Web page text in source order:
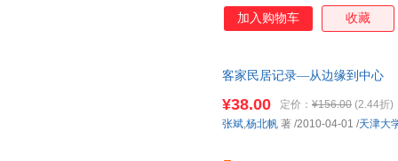
加入购物车 收藏
客家民居记录—从边缘到中心
¥38.00 定价： ¥156.00 (2.44折)
张斌,杨北帆 著 /2010-04-01 /天津大